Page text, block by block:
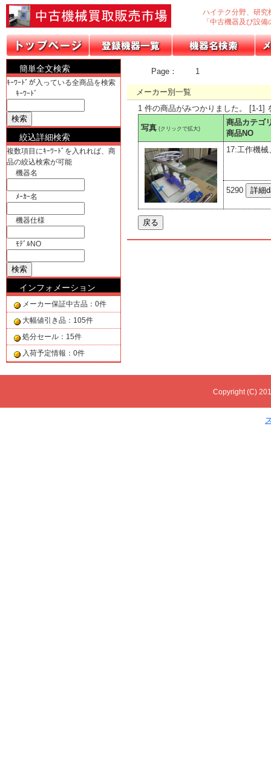
ハイテク分野、研究
「中古機器及び設
簡単全文検索
ｷｰﾜｰﾄﾞが入っている全商品を検索
ｷｰﾜｰﾄﾞ
絞込詳細検索
複数項目にｷｰﾜｰﾄﾞを入れれば、商
品の絞込検索が可能
機器名
ﾒｰｶｰ名
機器仕様
ﾓﾃﾞﾙNO
インフォメーション
メーカー保証中古品：0件
大幅値引き品：105件
処分セール：15件
入荷予定情報：0件
Page： 1
メーカー別一覧
1 件の商品がみつかりました。 [1-1]
写真 (クリックで拡大)
商品カテゴ
商品NO
17:工作機械
5290
Copyright (C)